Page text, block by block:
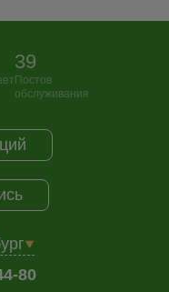
39
Постов
обслуживания
80